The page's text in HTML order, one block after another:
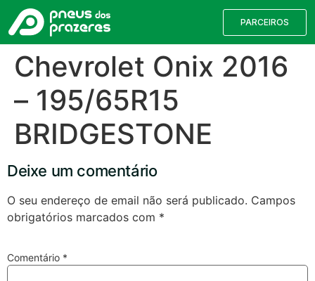
PARCEIROS
Chevrolet Onix 2016
– 195/65R15
BRIDGESTONE
Deixe um comentário
O seu endereço de email não será publicado. Campos
obrigatórios marcados com *
Comentário *
Encontre o pneu correto para a sua
Válvulas TPMS